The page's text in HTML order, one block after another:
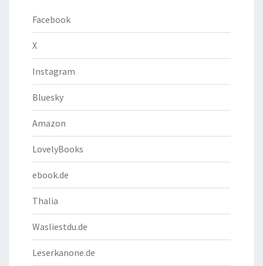
Facebook
X
Instagram
Bluesky
Amazon
LovelyBooks
ebook.de
Thalia
Wasliestdu.de
Leserkanone.de